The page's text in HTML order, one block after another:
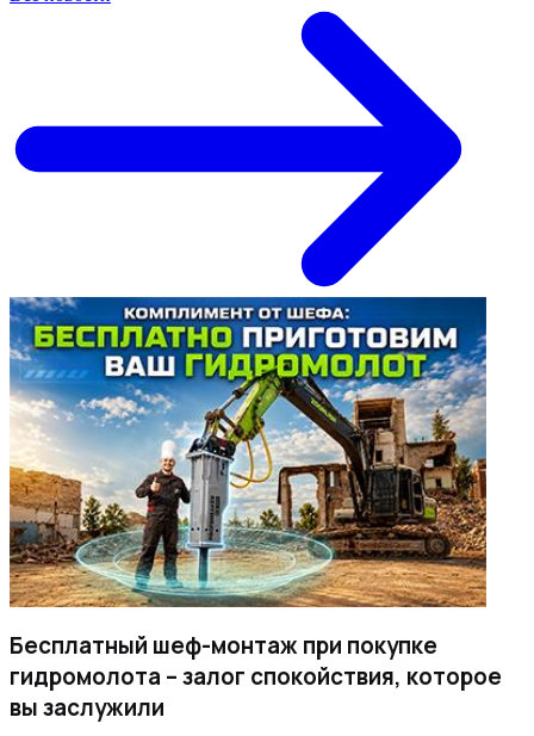
Бесплатный шеф-монтаж при покупке
гидромолота – залог спокойствия, которое
вы заслужили